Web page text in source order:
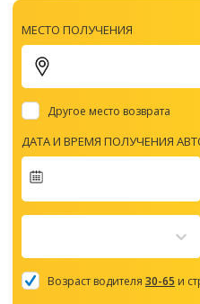
МЕСТО ПОЛУЧЕНИЯ
Другое место возврата
ДАТА И ВРЕМЯ ПОЛУЧЕНИЯ
forward
with
the
Возраст водителя 30-65 и